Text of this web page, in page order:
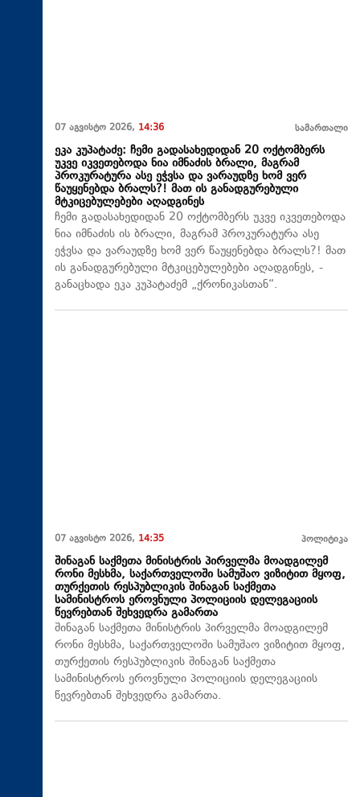
07 აგვისტო 2026, 14:36 სამართალი
ეკა კუპატაძე: ჩემი გადასახედიდან 20 ოქტომბერს
უკვე იკვეთებოდა ნია იმნაძის ბრალი, მაგრამ
პროკურატურა ასე ეჭვსა და ვარაუდზე ხომ ვერ
წაუყენებდა ბრალს?! მათ ის განადგურებული
მტკიცებულებები აღადგინეს
ჩემი გადასახედიდან 20 ოქტომბერს უკვე იკვეთებოდა
ნია იმნაძის ის ბრალი, მაგრამ პროკურატურა ასე
ეჭვსა და ვარაუდზე ხომ ვერ წაუყენებდა ბრალს?! მათ
ის განადგურებული მტკიცებულებები აღადგინეს, -
განაცხადა ეკა კუპატაძემ „ქრონიკასთან“.
07 აგვისტო 2026, 14:35 პოლიტიკა
შინაგან საქმეთა მინისტრის პირველმა მოადგილემ
რონი მესხმა, საქართველოში სამუშაო ვიზიტით მყოფ,
თურქეთის რესპუბლიკის შინაგან საქმეთა
სამინისტროს ეროვნული პოლიციის დელეგაციის
წევრებთან შეხვედრა გამართა
შინაგან საქმეთა მინისტრის პირველმა მოადგილემ
რონი მესხმა, საქართველოში სამუშაო ვიზიტით მყოფ,
თურქეთის რესპუბლიკის შინაგან საქმეთა
სამინისტროს ეროვნული პოლიციის დელეგაციის
წევრებთან შეხვედრა გამართა.